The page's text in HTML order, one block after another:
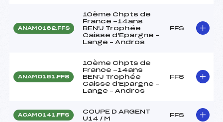
ANAM0162.FFS
10ème Chpts de
France -14ans
BEN'J Trophée
Caisse d'Epargne –
Lange – Andros
FFS
ANAM0161.FFS
10ème Chpts de
France -14ans
BEN'J Trophée
Caisse d'Epargne –
Lange – Andros
FFS
ACAM0141.FFS
COUPE D ARGENT
U14 / M
FFS